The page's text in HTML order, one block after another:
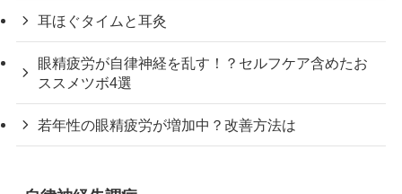
耳ほぐタイムと耳灸
眼精疲労が自律神経を乱す！？セルフケア含めたお
ススメツボ4選
若年性の眼精疲労が増加中？改善方法は